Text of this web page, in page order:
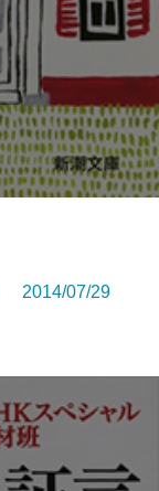
2014/07/29